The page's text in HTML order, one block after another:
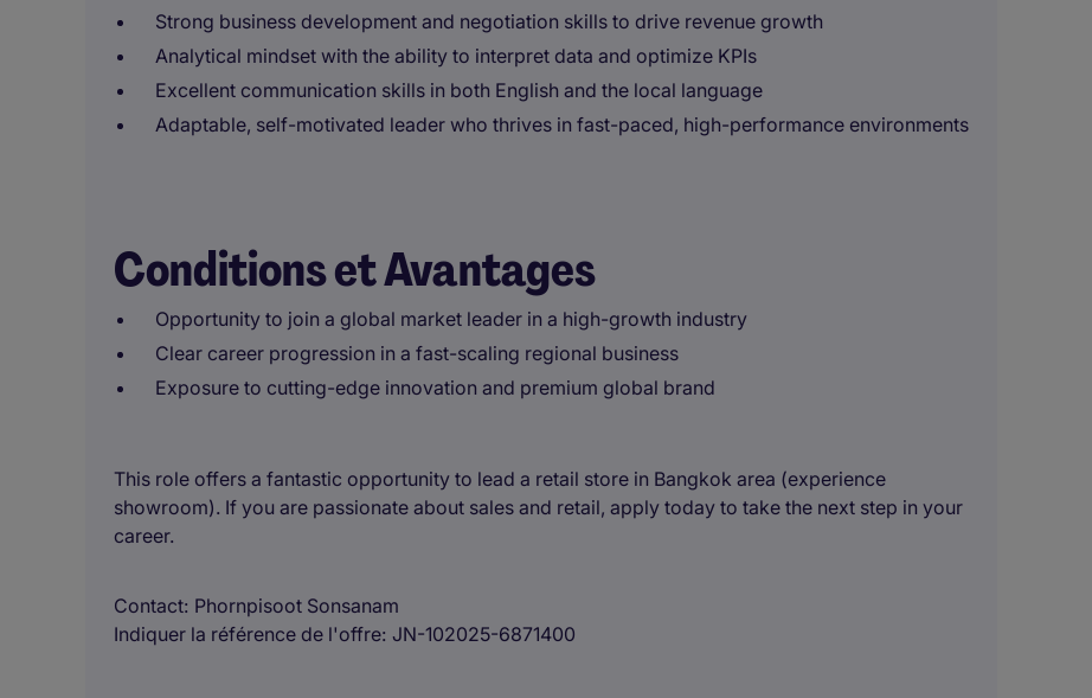
Strong business development and negotiation skills to drive revenue growth
Analytical mindset with the ability to interpret data and optimize KPIs
Excellent communication skills in both English and the local language
Adaptable, self-motivated leader who thrives in fast-paced, high-performance environments
Conditions et Avantages
Opportunity to join a global market leader in a high-growth industry
Clear career progression in a fast-scaling regional business
Exposure to cutting-edge innovation and premium global brand
This role offers a fantastic opportunity to lead a retail store in Bangkok area (experience
showroom). If you are passionate about sales and retail, apply today to take the next step in your
career.
Contact Phornpisoot Sonsanam
Indiquer la référence de l'offre JN-102025-6871400